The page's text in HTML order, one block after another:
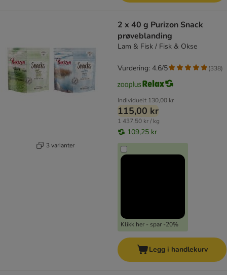
3 varianter
2 x 40 g Purizon Snack
prøveblanding
Lam & Fisk / Fisk & Okse
Individuelt 130,00 kr
115,00 kr
1 437,50 kr / kg
109,25 kr
Klikk her - spar -20%
Vurdering: 4.6/5 (338)
Legg i handlekurv